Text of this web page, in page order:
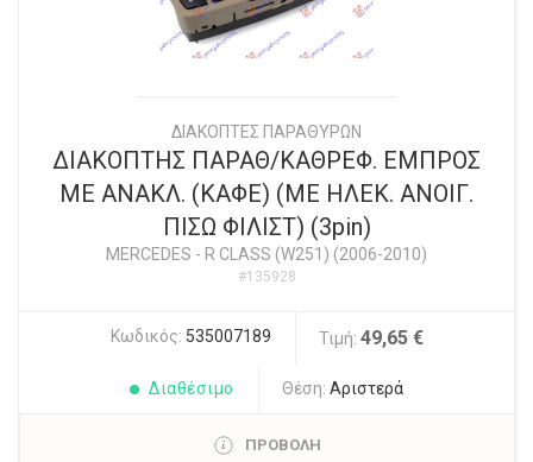
ΔΙΑΚΟΠΤΕΣ ΠΑΡΑΘΥΡΩΝ
ΔΙΑΚΟΠΤΗΣ ΠΑΡΑΘ/ΚΑΘΡΕΦ. ΕΜΠΡΟΣ
ΜΕ ΑΝΑΚΛ. (ΚΑΦΕ) (ΜΕ ΗΛΕΚ. ΑΝΟΙΓ.
ΠΙΣΩ ΦΙΛΙΣΤ) (3pin)
MERCEDES - R CLASS (W251) (2006-2010)
#135928
Κωδικός: 535007189 Τιμή: 49,65 €
Διαθέσιμο Θέση: Αριστερά
ΠΡΟΒΟΛΗ